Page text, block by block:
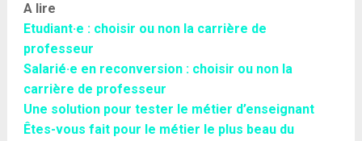
A lire
Etudiant·e : choisir ou non la carrière de
professeur
Salarié·e en reconversion : choisir ou non la
carrière de professeur
Une solution pour tester le métier d’enseignant
Êtes-vous fait pour le métier le plus beau du